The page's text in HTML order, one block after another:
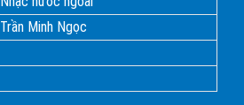
Trần Minh Ngọc